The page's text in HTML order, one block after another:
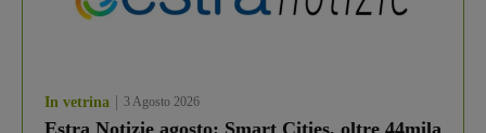
In vetrina 3 Agosto 2026
Estra Notizie agosto: Smart Cities, oltre 44mila